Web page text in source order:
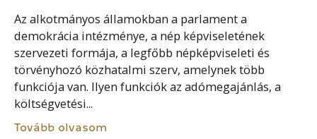
Az alkotmányos államokban a parlament a
demokrácia intézménye, a nép képviseletének
szervezeti formája, a legfőbb népképviseleti és
törvényhozó közhatalmi szerv, amelynek több
funkciója van. Ilyen funkciók az adómegajánlás, a
költségvetési...
Tovább olvasom